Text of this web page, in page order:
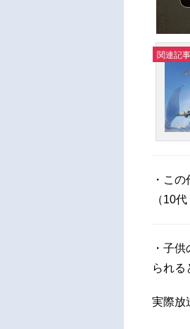
関連記事
・こ
（10
・子
られる
実際放